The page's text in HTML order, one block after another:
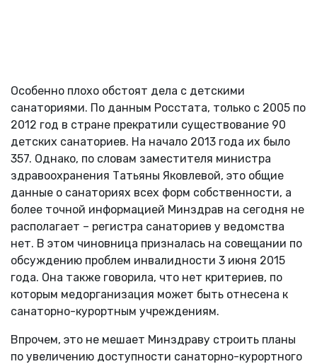
Особенно плохо обстоят дела с детскими
санаториями. По данным Росстата, только с 2005 по
2012 год в стране прекратили существование 90
детских санаториев. На начало 2013 года их было
357. Однако, по словам заместителя министра
здравоохранения Татьяны Яковлевой, это общие
данные о санаториях всех форм собственности, а
более точной информацией Минздрав на сегодня не
располагает – регистра санаториев у ведомства
нет. В этом чиновница призналась на совещании по
обсуждению проблем инвалидности 3 июня 2015
года. Она также говорила, что нет критериев, по
которым медорганизация может быть отнесена к
санаторно-курортным учреждениям.
Впрочем, это не мешает Минздраву строить планы
по увеличению доступности санаторно-курортного